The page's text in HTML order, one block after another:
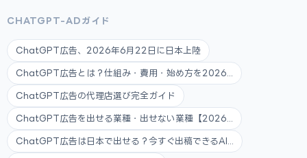
CHATGPT-ADガイド
ChatGPT広告、2026年6月22日に日本上陸
ChatGPT広告とは？仕組み・費用・始め方を2026...
ChatGPT広告の代理店選び完全ガイド
ChatGPT広告を出せる業種・出せない業種【2026...
ChatGPT広告は日本で出せる？今すぐ出稿できるAI...